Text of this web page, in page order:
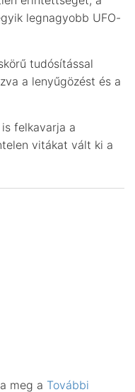
legnagyobb UFO-
tudósítással
a lenyűgözést és a
felkavarja a
vitákat vált ki a
meg a További